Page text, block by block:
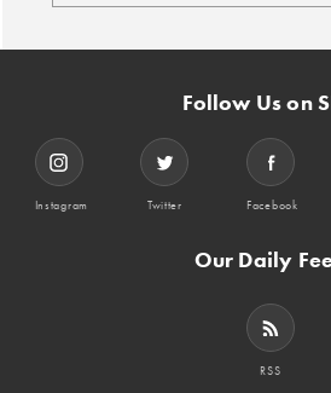
Follow Us on
Instagram Twitter Facebook
Our Daily
RSS